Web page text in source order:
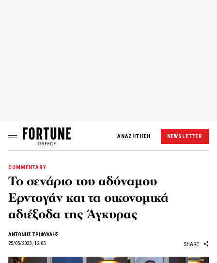
ΑΝΑΖΗΤΗΣΗ NEWSLETTER
COMMENTARY
Το σενάριο του αδύναμου
Ερντογάν και τα οικονομικά
αδιέξοδα της Άγκυρας
ΑΝΤΩΝΗΣ ΤΡΙΦΥΛΛΗΣ
25/05/2023, 12:05
SHARE